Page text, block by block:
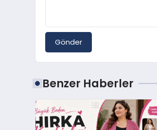
Gönder
Benzer Haberler